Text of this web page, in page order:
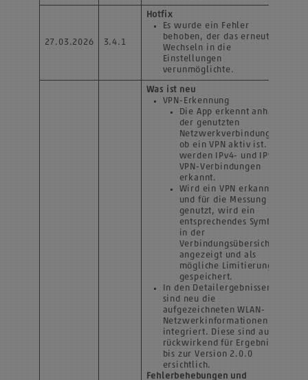
27.03.2026 3.4.1
Hotfix
Es wurde ein Fehler
behoben, der das erneute
Wechseln in die
Einstellungen
verunmöglichte.
Was ist neu
VPN-Erkennung
Die App erkennt anhand
der genutzten
Netzwerkverbindungen,
ob ein VPN aktiv ist. Es
werden IPv4- und IPv6-
VPN-Verbindungen
erkannt.
Wird ein VPN erkannt
und für die Messung
genutzt, wird ein
entsprechendes Symbol
in der
Verbindungsübersicht
angezeigt und als
mögliche Limitierung
gespeichert.
In den Detailergebnissen
sind neu die
aufgezeichneten WLAN-
Netzwerkinformationen
integriert. Diese sind auch
rückwirkend für Ergebnisse
bis zur Version 2.0.0
ersichtlich.
Fehlerbehebungen und